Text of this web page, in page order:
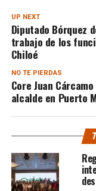
UP NEXT
Diputado Bórquez
trabajo de los
Chiloé
NO TE PIERDAS
Core Juan
alcalde en Puerto